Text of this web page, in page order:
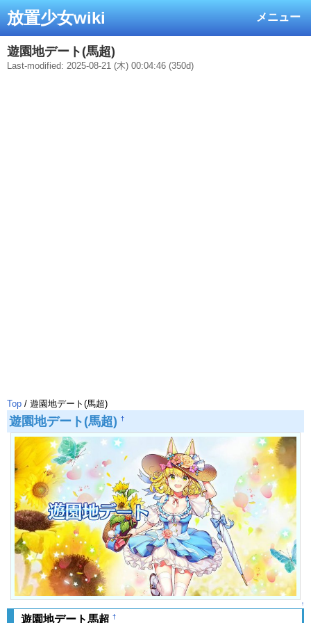
メニュー
放置少女wiki
遊園地デート(馬超)
Last-modified: 2025-08-21 (木) 00:04:46 (350d)
Top / 遊園地デート(馬超)
遊園地デート(馬超) †
↑
遊園地デート馬超 †